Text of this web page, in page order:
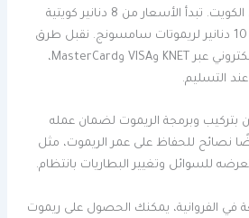
أسعارنا تنافسية في سوق الكويت. تبدأ الأسعار من 8 دنانير كويتية
لريموتات وانسا وتصل إلى 10 دنانير لريموتات سامسونج. نقبل طرق
دفع متنوعة مثل الدفع الإلكتروني عبر KNET وVISA وMasterCard،
التسليم.
بتركيب وبرمجة الريموت لضمان عمله
نصائح للحفاظ على عمر الريموت، مثل
للسوائل وتغيير البطاريات بانتظام.
في الفروانية، يمكنك الحصول على ريموت